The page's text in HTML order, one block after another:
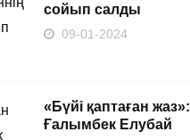
сойып салды
09-01-2024
«Бүйі қаптаған жаз»:
Ғалымбек Елубай